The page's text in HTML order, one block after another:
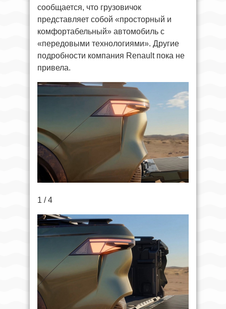
сообщается, что грузовичок
представляет собой «просторный и
комфортабельный» автомобиль с
«передовыми технологиями». Другие
подробности компания Renault пока не
привела.
1 / 4